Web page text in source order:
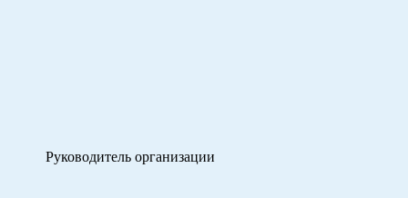
Руководитель организации